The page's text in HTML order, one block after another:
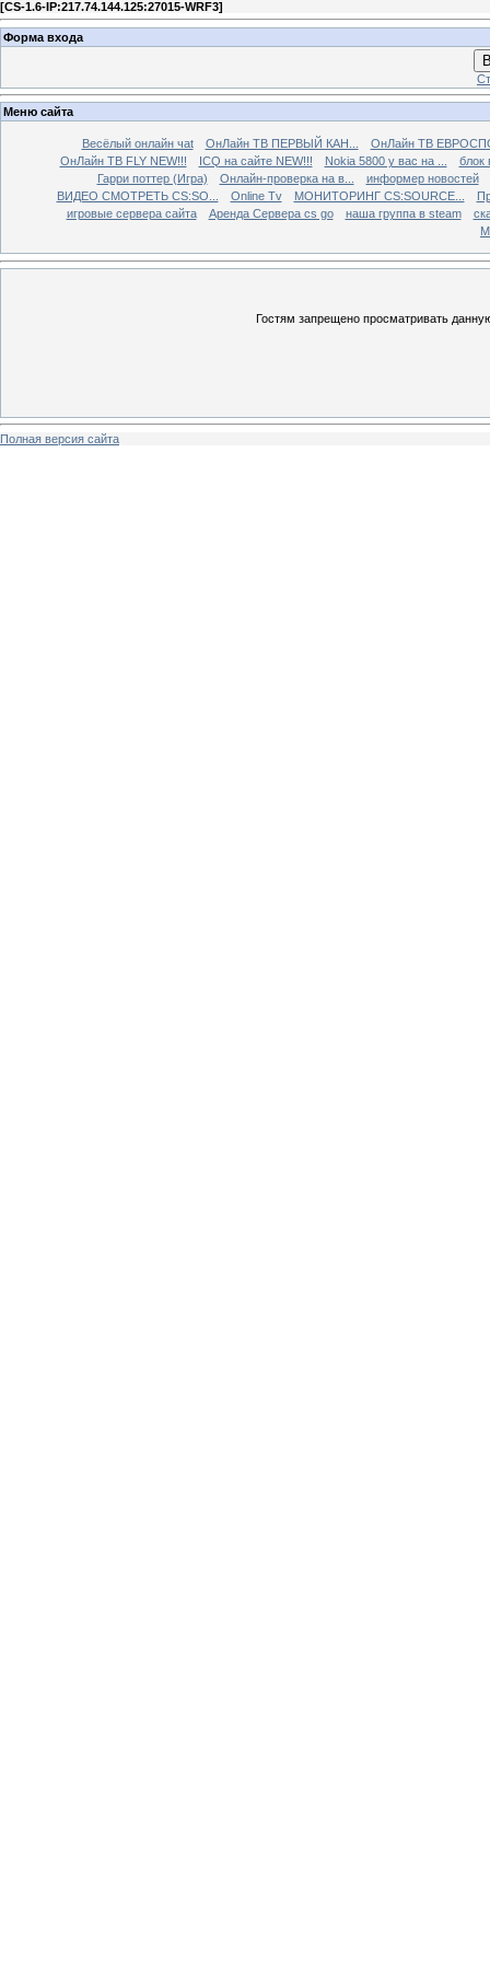
[CS-1.6-IP:217.74.144.125:27015-WRF3]
Форма входа
Меню сайта
Весёлый онлайн чаt ОнЛайн ТВ ПЕРВЫЙ КАН...
ОнЛайн ТВ
ОнЛайн ТВ FLY NEW!!!
ICQ на сайте NEW!!! Nokia 5800 у вас на ...
блок
Гарри поттер (Игра)
Онлайн-проверка на в...
информер новостей
ВИДЕО СМОТРЕТЬ CS:SO...
Online Tv МОНИТОРИНГ CS:SOURCE...
игровые сервера сайта
Аренда Сервера cs go наша группа в steam
Гостям запрещено просматривать
Полная версия сайта